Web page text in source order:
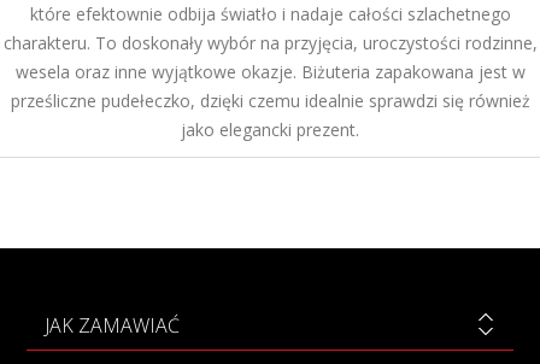
które efektownie odbija światło i nadaje całości szlachetnego
charakteru. To doskonały wybór na przyjęcia, uroczystości rodzinne,
wesela oraz inne wyjątkowe okazje. Biżuteria zapakowana jest w
prześliczne pudełeczko, dzięki czemu idealnie sprawdzi się również
jako elegancki prezent.
JAK ZAMAWIAĆ